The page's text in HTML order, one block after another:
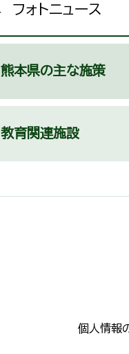
フォトニュース
熊本県の主な施策
教育関連施設
個人情報